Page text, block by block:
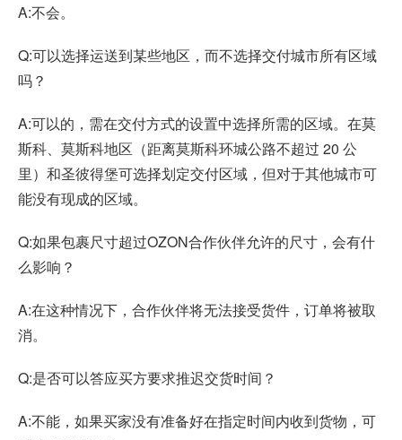
A:不会。
Q:可以选择运送到某些地区，而不选择交付城市所有区域
吗？
A:可以的，需在交付方式的设置中选择所需的区域。在莫
斯科、莫斯科地区（距离莫斯科环城公路不超过 20 公
里）和圣彼得堡可选择划定交付区域，但对于其他城市可
能没有现成的区域。
Q:如果包裹尺寸超过OZON合作伙伴允许的尺寸，会有什
么影响？
A:在这种情况下，合作伙伴将无法接受货件，订单将被取
消。
Q:是否可以答应买方要求推迟交货时间？
A:不能，如果买家没有准备好在指定时间内收到货物，可